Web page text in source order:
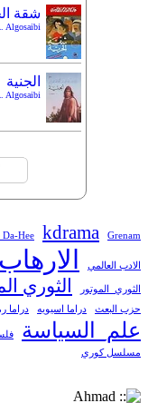
شقة
Algosaibi
الجنية
Algosaibi
Grenam
kdrama
Da-Hee
الادب العالمي
الثوري_الموتور الثوري
حزب البعث
دراما اسيويه دراما
علم_السياسة
مسلسل كوري